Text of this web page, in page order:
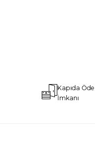
Kapıda
İmkanı